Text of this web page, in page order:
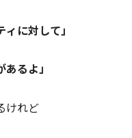
ィに対して」
るよ」
けれど